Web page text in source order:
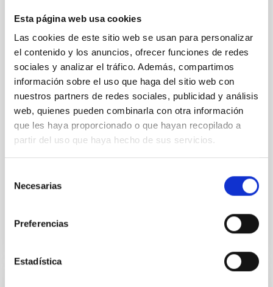
Esta página web usa cookies
Las cookies de este sitio web se usan para personalizar
el contenido y los anuncios, ofrecer funciones de redes
sociales y analizar el tráfico. Además, compartimos
información sobre el uso que haga del sitio web con
nuestros partners de redes sociales, publicidad y análisis
web, quienes pueden combinarla con otra información
que les haya proporcionado o que hayan recopilado a
partir del uso que haya hecho de sus servicios.
Necesarias
Preferencias
Estadística
El Grupo de Telescopios Isaac Newton (ING) y el
de hacerse eco de la concesión del Premio Nobel de
Física 2019 a los astrónomos James Peebles
(Universidad de Princeton), Michel Mayor
(Universidad de Ginebra) y Didier Queloz (Universidad
de Ginebra y Universidad de Cambridge). La
Academia Sueca otorga el Premio por "las
contribuciones a la comprensión de la evolución del
Universo y del lugar del la Tierra en el Cosmos". Para
Mayor y Queloz, el premio reconoce su
descubrimiento, publicado en 1995, del primer